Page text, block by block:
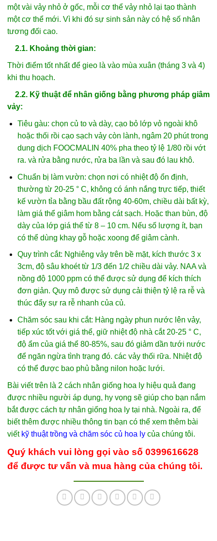
một vài vảy nhỏ ở gốc, mỗi cơ thể vảy nhỏ lại tạo thành
một cơ thể mới. Vì khi đó sự sinh sản này có hệ số nhân
tương đối cao.
2.1. Khoảng thời gian:
Thời điểm tốt nhất để gieo là vào mùa xuân (tháng 3 và 4)
khi thu hoạch.
2.2. Kỹ thuật để nhân giống bằng phương pháp giâm
vảy:
Tiêu gàu: chọn củ to và dày, cạo bỏ lớp vỏ ngoài khô
hoặc thối rồi cạo sạch vảy còn lành, ngâm 20 phút trong
dung dịch FOOCMALIN 40% pha theo tỷ lệ 1/80 rồi vớt
ra. và rửa bằng nước, rửa ba lần và sau đó lau khô.
Chuẩn bị làm vườn: chọn nơi có nhiệt độ ổn định,
thường từ 20-25 ° C, không có ánh nắng trực tiếp, thiết
kế vườn tỉa bằng bầu đất rộng 40-60m, chiều dài bất kỳ,
làm giá thể giâm hom bằng cát sạch. Hoặc than bùn, độ
dày của lớp giá thể từ 8 – 10 cm. Nếu số lượng ít, bạn
có thể dùng khay gỗ hoặc xoong để giâm cành.
Quy trình cắt: Nghiêng vảy trên bề mặt, kích thước 3 x
3cm, độ sâu khoét từ 1/3 đến 1/2 chiều dài vảy. NAA và
nồng độ 1000 ppm có thể được sử dụng để kích thích
đơn giản. Quy mô được sử dụng cải thiện tỷ lệ ra rễ và
thúc đẩy sự ra rễ nhanh của củ.
Chăm sóc sau khi cắt: Hàng ngày phun nước lên vảy,
tiếp xúc tốt với giá thể, giữ nhiệt độ nhà cắt 20-25 ° C,
độ ẩm của giá thể 80-85%, sau đó giảm dần tưới nước
để ngăn ngừa tình trạng đó. các vảy thối rữa. Nhiệt độ
có thể được bao phủ bằng nilon hoặc lưới.
Bài viết trên là 2 cách nhân giống hoa ly hiệu quả đang
được nhiều người áp dụng, hy vọng sẽ giúp cho bạn nắm
bắt được cách tự nhân giống hoa ly tại nhà. Ngoài ra, để
biết thêm được nhiều thông tin bạn có thể xem thêm bài
viết kỹ thuật trồng và chăm sóc củ hoa ly của chúng tôi.
Quý khách vui lòng gọi vào số 0399616628
để được tư vấn và mua hàng của chúng tôi.